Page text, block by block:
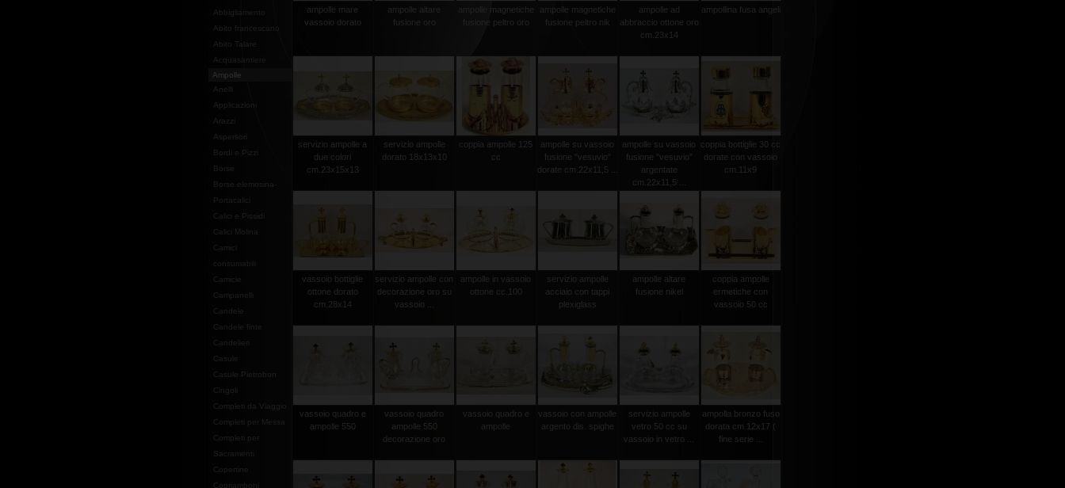
Abbigliamento
Abito francescano
Abito Talare
Acquasantiere
Ampolle
Anelli
Applicazioni
Arazzi
Aspersori
Bordi e Pizzi
Borse
Borse elemosina-
Portacalici
Calici e Pissidi
Calici Molina
Camici
consumabili
Camicie
Campanelli
Candele
Candele finte
Candelieri
Casule
Casule Pietrobon
Cingoli
Completi da Viaggio
Completi per Messa
Completi per
Sacramenti
Copertine
Copriamboni
ampolle mare
vassoio dorato
ampolle altare
fusione oro
ampolle magnetiche
fusione peltro oro
ampolle magnetiche
fusione peltro nik
ampolle ad
abbraccio ottone oro
cm.23x14
ampollina fusa angeli
servizio ampolle a
due colori
cm.23x15x13
servizio ampolle
dorato 18x13x10
coppia ampolle 125
cc
ampolle su vassoio
fusione "vesuvio"
dorate cm.22x11,5 ...
ampolle su vassoio
fusione "vesuvio"
argentate
cm.22x11,5 ...
coppia bottiglie 30 cc
dorate con vassoio
cm.11x9
vassoio bottiglie
ottone dorato
cm.28x14
servizio ampolle con
decorazione oro su
vassoio ...
ampolle in vassoio
ottone cc.100
servizio ampolle
acciaio con tappi
plexiglass
ampolle altare
fusione nikel
coppia ampolle
ermetiche con
vassoio 50 cc
vassoio quadro e
ampolle 550
vassoio quadro
ampolle 550
decorazione oro
vassoio quadro e
ampolle
vassoio con ampolle
argento dis. spighe
servizio ampolle
vetro 50 cc su
vassoio in vetro ...
ampolla bronzo fuso
dorata cm.12x17 (
fine serie ...